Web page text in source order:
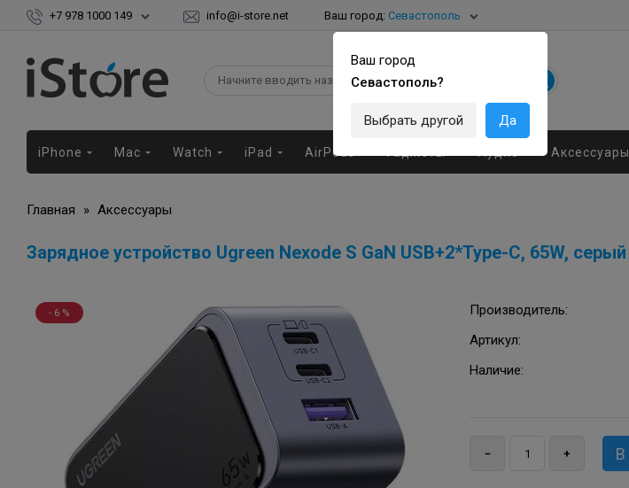
Ваш город
Севастополь?
Выбрать другой Да
+7 978 1000 149 info@i-store.net Ваш город: Севастополь
iPhone Mac Watch iPad AirPods Аксессуары
Главная » Аксессуары
Зарядное устройство Ugreen Nexode S GaN USB+2*Type-C, 65W, серый
- 6 % Производитель:
Артикул:
Наличие: